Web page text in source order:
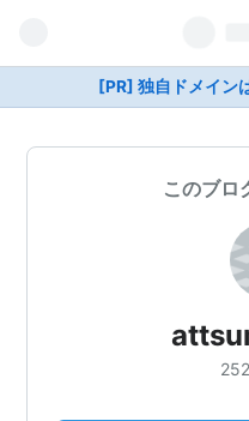
[PR] 独自ドメイン
このブロ